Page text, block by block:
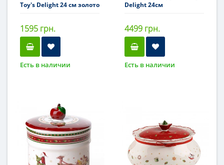
Toy's Delight 24 см золото
1595 грн.
Есть в наличии
Delight 24см
4499 грн.
Есть в наличии